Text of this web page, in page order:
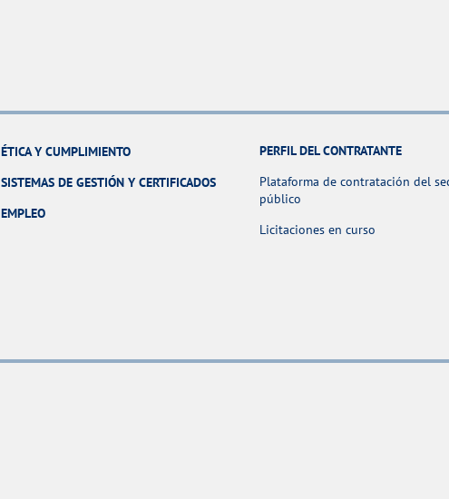
ÉTICA Y CUMPLIMIENTO
SISTEMAS DE GESTIÓN Y CERTIFICADOS
EMPLEO
PERFIL DEL CONTRATANTE
Plataforma de contratación del
público
Licitaciones en curso